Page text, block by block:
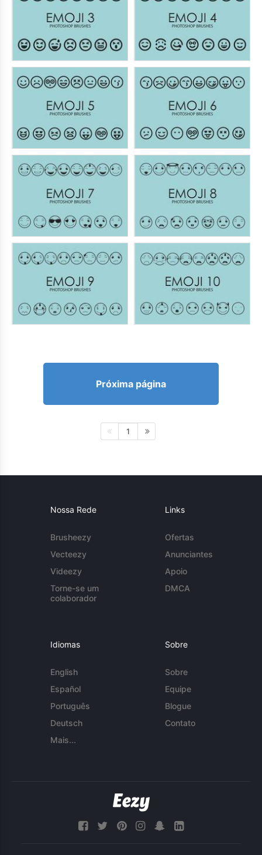
Próxima página
1
Nossa Rede
Brusheezy
Vecteezy
Videezy
Torne-se um
colaborador
Links
Ofertas
Anunciantes
Apoio
DMCA
Idiomas
English
Español
Português
Deutsch
Mais...
Sobre
Sobre
Equipe
Blogue
Contato